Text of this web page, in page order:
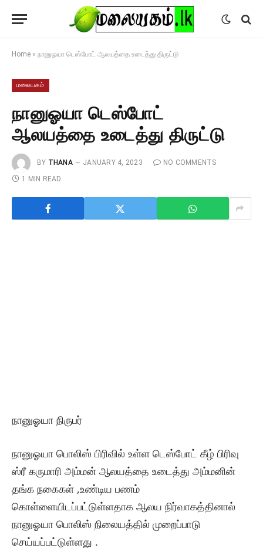
Home » நானுஓயா டெஸ்போட் ஆலயத்தை உடைத்து திருட்டு
மலையகம்
நானுஓயா டெஸ்போட்
ஆலயத்தை உடைத்து திருட்டு
BY THANA JANUARY 4, 2023
NO COMMENTS
1 MIN READ
நானுஓயா நிருபர்
நானுஓயா பொலிஸ் பிரிவில் உள்ள டெஸ்போட் கீழ் பிரிவு
ஸ்ரீ கருமாரி அம்மன் ஆலயத்தை உடைத்து அம்மனின்
தங்க நகைகள் ,உண்டிய பணம்
கொள்ளையிடப்பட்டுள்ளதாக ஆலய நிர்வாகத்தினால்
நானுஓயா பொலிஸ் நிலையத்தில் முறைப்பாடு
செய்யப்பட்டுள்ளது .